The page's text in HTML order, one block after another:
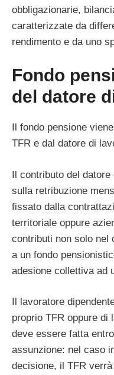
obbligazionarie,
caratterizzate da
rendimento e da uno
Fondo
del datore
Il fondo pensione
TFR e dal datore di
Il contributo del
sulla retribuzione
fissato dalla
territoriale oppure
contributi non solo nel
a un fondo
adesione collettiva ad
Il lavoratore
proprio TFR oppure di
deve essere fatta
assunzione: nel caso
decisione, il TFR